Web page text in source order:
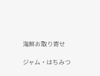
海鮮お取り寄せ
ジャム・はちみつ